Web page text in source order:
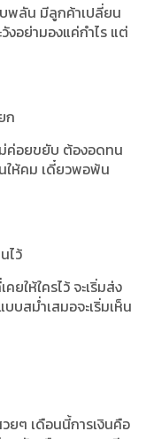
พลัน มีลูกค้าเปลี่ยน
งอย่ามองแค่กำไร แต่
ก
ค่อยขยับ ต้องอดทน
ให้คม เดี๋ยวพอพ้น
ไว้
ยให้ใครไว้ จะเริ่มส่ง
สม่ำเสมอจะเริ่มเห็น
ยๆ เดือนนี้การเงินคือ